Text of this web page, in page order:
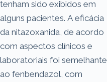
tenham sido exibidos em
alguns pacientes. A eficácia
da nitazoxanida, de acordo
com aspectos clínicos e
laboratoriais foi semelhante
ao fenbendazol, com